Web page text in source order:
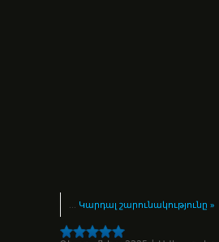
... Կարդալ շարունակությունը »